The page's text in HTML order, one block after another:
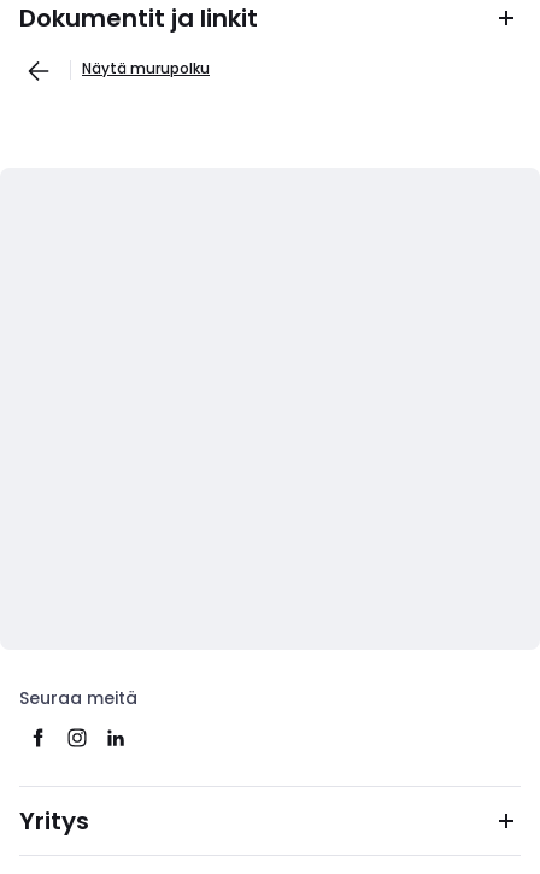
Dokumentit ja linkit
Näytä murupolku
Seuraa meitä
Yritys